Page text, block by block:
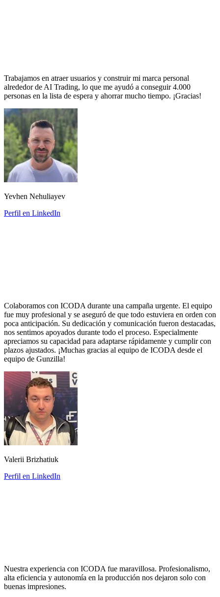
Trabajamos en atraer usuarios y construir mi marca personal
alrededor de AI Trading, lo que me ayudó a conseguir 4.000
personas en la lista de espera y ahorrar mucho tiempo. ¡Gracias!
Yevhen Nehuliayev
Perfil en LinkedIn
Colaboramos con ICODA durante una campaña urgente. El equipo
fue muy profesional y se aseguró de que todo estuviera en orden con
poca anticipación. Su dedicación y comunicación fueron destacadas,
nos sentimos apoyados durante todo el proceso. Especialmente
apreciamos su capacidad para adaptarse rápidamente y cumplir con
plazos ajustados. ¡Muchas gracias al equipo de ICODA desde el
equipo de Gunzilla!
Valerii Brizhatiuk
Perfil en LinkedIn
Nuestra experiencia con ICODA fue maravillosa. Profesionalismo,
alta eficiencia y autonomía en la producción nos dejaron solo con
buenas impresiones.